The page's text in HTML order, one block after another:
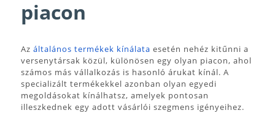
piacon
Az általános termékek kínálata esetén nehéz kitűnni a
versenytársak közül, különösen egy olyan piacon, ahol
számos más vállalkozás is hasonló árukat kínál. A
specializált termékekkel azonban olyan egyedi
megoldásokat kínálhatsz, amelyek pontosan
illeszkednek egy adott vásárlói szegmens igényeihez.